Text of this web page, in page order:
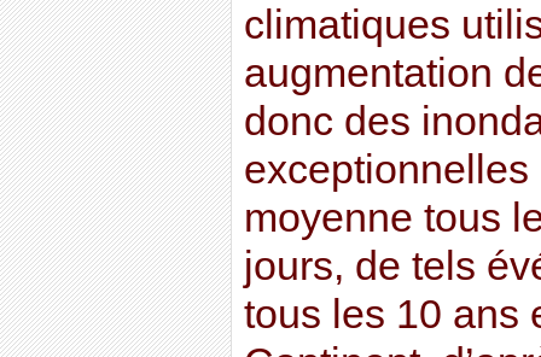
climatiques
augmentation
donc des
moyenne tous
jours, de tels
tous les 10 ans